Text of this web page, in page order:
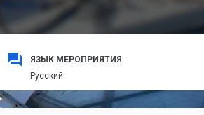
ЯЗЫК МЕРОПРИЯТИЯ
Русский